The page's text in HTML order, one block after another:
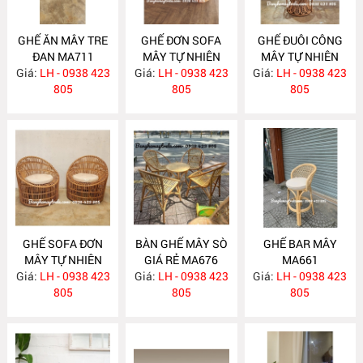
GHẾ ĂN MÂY TRE
ĐAN MA711
Giá: LH - 0938 423
805
GHẾ ĐƠN SOFA
MÂY TỰ NHIÊN
MA701
Giá: LH - 0938 423
805
GHẾ ĐUÔI CÔNG
MÂY TỰ NHIÊN
DECOR CHỤP
HÌNH MA690
Giá: LH - 0938 423
805
GHẾ SOFA ĐƠN
MÂY TỰ NHIÊN
MA680
Giá: LH - 0938 423
805
BÀN GHẾ MÂY SÒ
GIÁ RẺ MA676
Giá: LH - 0938 423
805
GHẾ BAR MÂY
MA661
Giá: LH - 0938 423
805